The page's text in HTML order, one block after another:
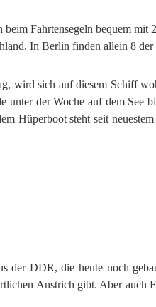
Fahrtensegeln bequem mit
In Berlin finden allein 8 der
wird sich auf diesem Schiff
der Woche auf dem See
Hüperboot steht seit
der DDR, die heute noch
Anstrich gibt. Aber auch